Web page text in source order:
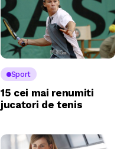
Sport
15 cei mai renumiti
jucatori de tenis